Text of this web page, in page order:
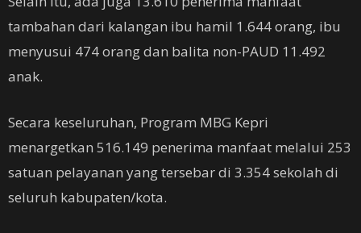
tambahan dari kalangan ibu hamil 1.644 orang, ibu
menyusui 474 orang dan balita non-PAUD 11.492
anak.
Secara keseluruhan, Program MBG Kepri
menargetkan 516.149 penerima manfaat melalui 253
satuan pelayanan yang tersebar di 3.354 sekolah di
seluruh kabupaten/kota.